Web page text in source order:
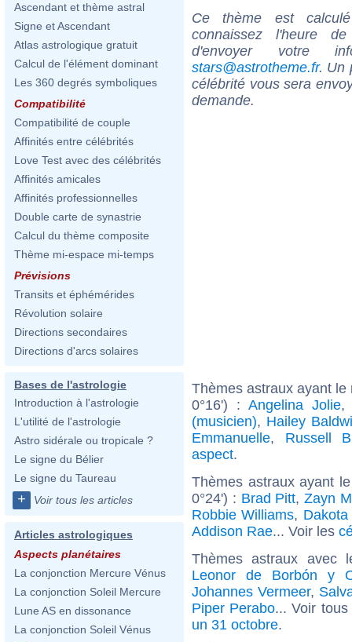
Ascendant et thème astral
Signe et Ascendant
Atlas astrologique gratuit
Calcul de l'élément dominant
Les 360 degrés symboliques
Compatibilité
Compatibilité de couple
Affinités entre célébrités
Love Test avec des célébrités
Affinités amicales
Affinités professionnelles
Double carte de synastrie
Calcul du thème composite
Thème mi-espace mi-temps
Prévisions
Transits et éphémérides
Révolution solaire
Directions secondaires
Directions d'arcs solaires
Bases de l'astrologie
Introduction à l'astrologie
L'utilité de l'astrologie
Astro sidérale ou tropicale ?
Le signe du Bélier
Le signe du Taureau
+ Voir tous les articles
Articles astrologiques
Aspects planétaires
La conjonction Mercure Vénus
La conjonction Soleil Mercure
Lune AS en dissonance
La conjonction Soleil Vénus
Ce thème est
connaissez l'heure
d'envoyer votre
stars@astrotheme.fr. Un
célébrité vous sera
demande.
Thèmes astraux ayant
0°16') :Angelina Jolie
(musicien), Hailey
Emmanuelle, Russell
aspect.
Thèmes astraux ayant
0°24') : Brad Pitt,Zayn
Robbie Williams,
Addison Rae... Voir les
Thèmes astraux avec
Leonor de Borbón y
Johannes Vermeer,
Piper Perabo... Voir
un 31 octobre.